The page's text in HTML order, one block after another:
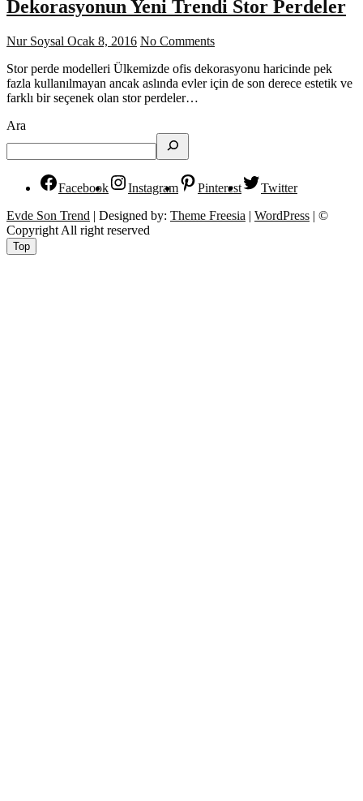
Dekorasyonun Yeni Trendi Stor Perdeler
Nur Soysal Ocak 8, 2016 No Comments
Stor perde modelleri Ülkemizde ofis dekorasyonu haricinde pek
fazla kullanılmayan ancak aslında evler için de son derece estetik ve
farklı bir seçenek olan stor perdeler…
Ara
Facebook Instagram Pinterest
Twitter
Evde Son Trend | Designed by: Theme Freesia | WordPress | ©
Copyright All right reserved
Top